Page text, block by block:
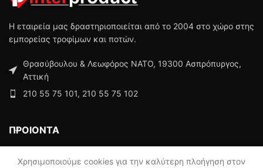
Η εταιρεία μας δραστηριοποιείται από το 2004 στο χώρο στης
εμπορείας τροφίμων και ποτών.
Θρασύβουλου & Λεωφόρος ΝΑΤΟ, 19300 Ασπρόπυργος,
Αττική
210 55 75 101, 210 55 75 102
ΠΡΟΙΟΝΤΑ
ΜΕΝΟΥ
Χρησιμοποιούμε cookies για την καλύτερη πλοήγηση στον